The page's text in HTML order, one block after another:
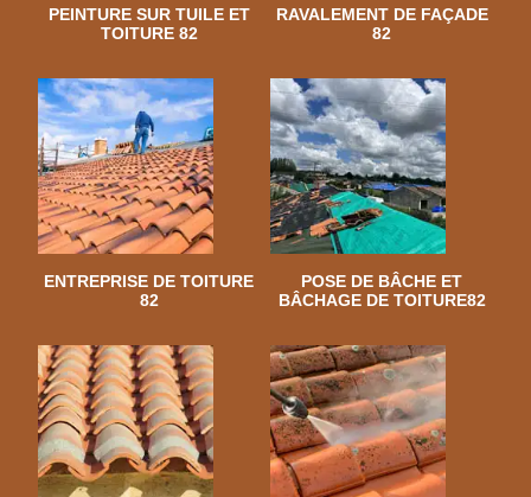
PEINTURE SUR TUILE ET
TOITURE 82
RAVALEMENT DE FAÇADE
82
ENTREPRISE DE TOITURE
82
POSE DE BÂCHE ET
BÂCHAGE DE TOITURE82